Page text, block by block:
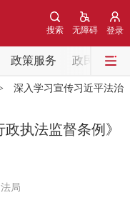
登录
无障碍
搜索
政策服务 政民互动
中央部委动态
部门动态
深入学习宣传习近平法治
执法监督条例》
局